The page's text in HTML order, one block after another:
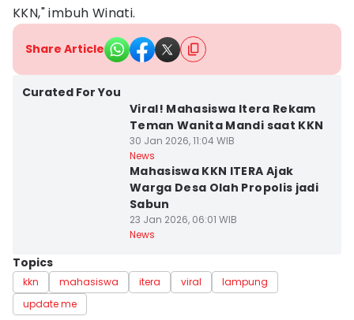
KKN," imbuh Winati.
Share Article
Curated For You
Viral! Mahasiswa Itera Rekam
Teman Wanita Mandi saat KKN
30 Jan 2026, 11:04 WIB
News
Mahasiswa KKN ITERA Ajak
Warga Desa Olah Propolis jadi
Sabun
23 Jan 2026, 06:01 WIB
News
Topics
kkn mahasiswa itera viral
lampung
update me